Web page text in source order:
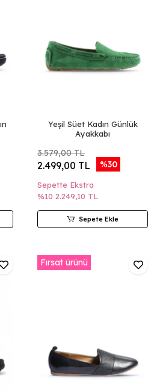
Yeşil Süet Kadın Günlük
Ayakkabı
3.579,00 TL
2.499,00 TL %30
Sepette Ekstra
%10 2.249,10 TL
Sepete Ekle
Fırsat ürünü